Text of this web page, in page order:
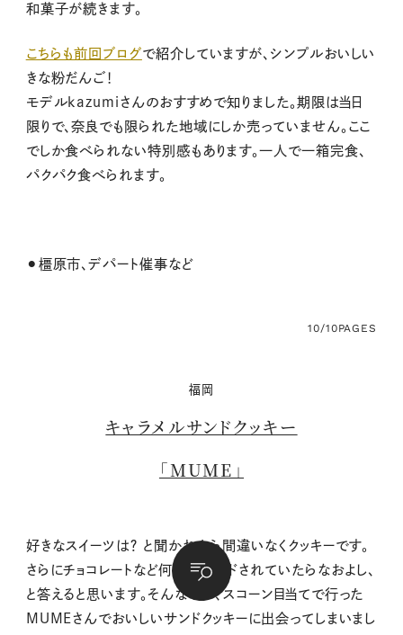
和菓子が続きます。
こちらも前回ブログで紹介していますが、シンプルおいしい
きな粉だんご！
モデルkazumiさんのおすすめで知りました。期限は当日
限りで、奈良でも限られた地域にしか売っていません。ここ
でしか食べられない特別感もあります。一人で一箱完食、
パクパク食べられます。
⚫︎橿原市、デパート催事など
10/10PAGES
福岡
キャラメルサンドクッキー
「MUME」
好きなスイーツは？ と聞かれたら間違いなくクッキーです。
さらにチョコレートなど何かがサンドされていたらなおよし、
と答えると思います。そんななか、スコーン目当てで行った
MUMEさんでおいしいサンドクッキーに出会ってしまいまし